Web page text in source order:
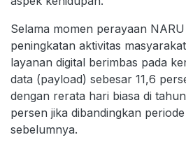
Selama momen perayaan
peningkatan aktivitas
layanan digital berimbas pada
data (payload) sebesar 11,6
dengan rerata hari biasa di
persen jika dibandingkan
sebelumnya.